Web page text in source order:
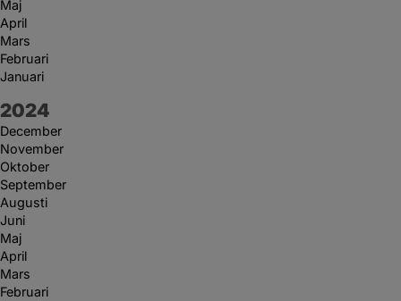
Maj
April
Mars
Februari
Januari
År:
2024
December
November
Oktober
September
Augusti
Juni
Maj
April
Mars
Februari